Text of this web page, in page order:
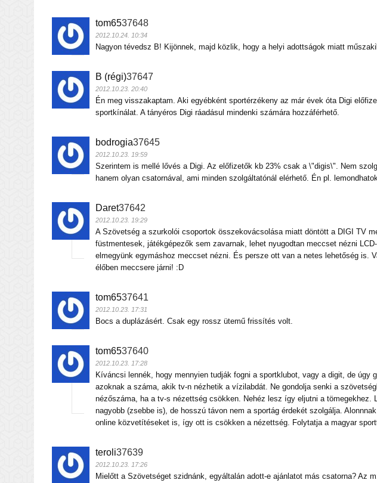
tom6537648
2012.10.24. 10:34
Nagyon tévedsz B! Kijönnek, majd közlik, hogy a helyi adottságok miatt
B (régi)37647
2012.10.23. 20:40
Én meg visszakaptam. Aki egyébként sportérzékeny az már évek óta Digi
sportkínálat. A tányéros Digi ráadásul mindenki számára hozzáférhető.
bodrogia37645
2012.10.23. 19:59
Szerintem is mellé lővés a Digi. Az előfizetők kb 23% csak a \"digis\". Nem
hanem olyan csatornával, ami minden szolgáltatónál elérhető. Én pl.
Daret37642
2012.10.23. 19:29
A Szövetség a szurkolói csoportok összekovácsolása miatt döntött a DIGI TV
füstmentesek, játékgépezők sem zavarnak, lehet nyugodtan meccset nézni
elmegyünk egymáshoz meccset nézni. És persze ott van a netes lehetőség is.
élőben meccsere járni! :D
tom6537641
2012.10.23. 17:31
Bocs a duplázásért. Csak egy rossz ütemű frissítés volt.
tom6537640
2012.10.23. 17:28
Kíváncsi lennék, hogy mennyien tudják fogni a sportklubot, vagy a digit, de úgy
azoknak a száma, akik tv-n nézhetik a vízilabdát. Ne gondolja senki a
nézőszáma, ha a tv-s nézettség csökken. Nehéz lesz így eljutni a tömegekhez.
nagyobb (zsebbe is), de hosszú távon nem a sportág érdekét szolgálja.
online közvetítéseket is, így ott is csökken a nézettség. Folytatja a magyar
teroli37639
2012.10.23. 17:26
Mielőtt a Szövetséget szidnánk, egyáltalán adott-e ajánlatot más csatorna? Az